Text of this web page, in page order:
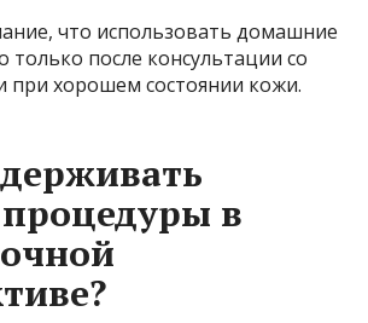
что использовать домашние
только после консультации со
при хорошем состоянии кожи.
в